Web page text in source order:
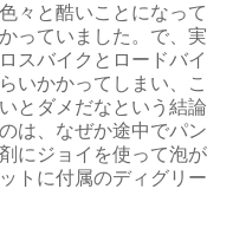
々と酷いことになって
っていました。で、実
スバイクとロードバイ
いかかってしまい、こ
とダメだなという結論
は、なぜか途中でパン
にジョイを使って泡が
トに付属のディグリー